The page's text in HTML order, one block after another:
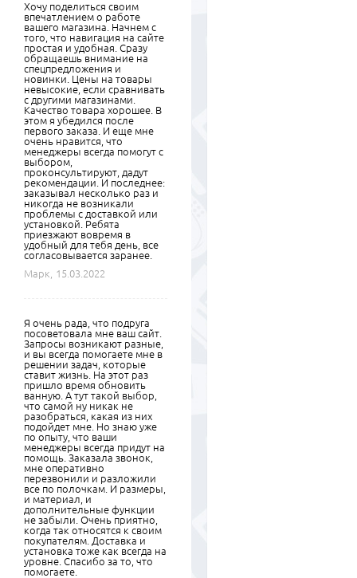
Хочу поделиться своим
впечатлением о работе
вашего магазина. Начнем с
того, что навигация на сайте
простая и удобная. Сразу
обращаешь внимание на
спецпредложения и
новинки. Цены на товары
невысокие, если сравнивать
с другими магазинами.
Качество товара хорошее. В
этом я убедился после
первого заказа. И еще мне
очень нравится, что
менеджеры всегда помогут с
выбором,
проконсультируют, дадут
рекомендации. И последнее:
заказывал несколько раз и
никогда не возникали
проблемы с доставкой или
установкой. Ребята
приезжают вовремя в
удобный для тебя день, все
согласовывается заранее.
Марк,
15.03.2022
Я очень рада, что подруга
посоветовала мне ваш сайт.
Запросы возникают разные,
и вы всегда помогаете мне в
решении задач, которые
ставит жизнь. На этот раз
пришло время обновить
ванную. А тут такой выбор,
что самой ну никак не
разобраться, какая из них
подойдет мне. Но знаю уже
по опыту, что ваши
менеджеры всегда придут на
помощь. Заказала звонок,
мне оперативно
перезвонили и разложили
все по полочкам. И размеры,
и материал, и
дополнительные функции
не забыли. Очень приятно,
когда так относятся к своим
покупателям. Доставка и
установка тоже как всегда на
уровне. Спасибо за то, что
помогаете.